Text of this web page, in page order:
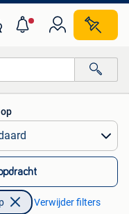
Verwijder filters